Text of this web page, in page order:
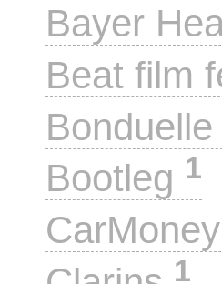
Bayer
Beat film
Bonduelle
Bootleg 1
CarMoney
1